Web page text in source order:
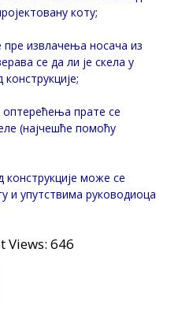
коту;
извлачења носача из
се да ли је скела у
прате се
(најчешће помоћу
може се
и упутствима руководиоца
Views: 646